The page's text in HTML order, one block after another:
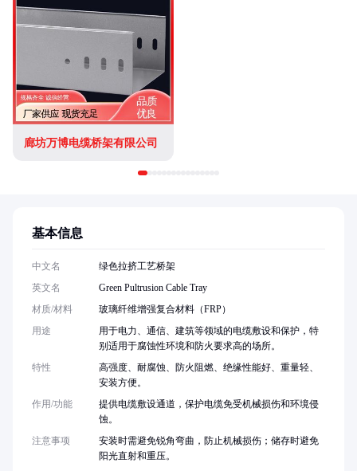
廊坊万博电缆桥架有限公司
基本信息
中文名
绿色拉挤工艺桥架
英文名
Green Pultrusion Cable Tray
材质/材料
玻璃纤维增强复合材料（FRP）
用途
用于电力、通信、建筑等领域的电缆敷设和保护，特
别适用于腐蚀性环境和防火要求高的场所。
特性
高强度、耐腐蚀、防火阻燃、绝缘性能好、重量轻、
安装方便。
作用/功能
提供电缆敷设通道，保护电缆免受机械损伤和环境侵
蚀。
注意事项
安装时需避免锐角弯曲，防止机械损伤；储存时避免
阳光直射和重压。